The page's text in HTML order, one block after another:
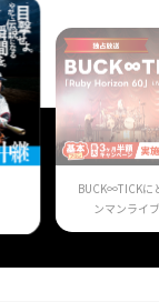
BUCK∞TICKに
ンマンライ